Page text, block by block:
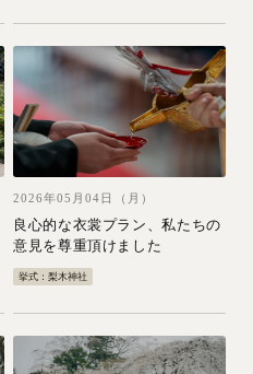
2026年05月04日（月）
良心的な衣裳プラン、私たちの
意見を尊重頂けました
挙式：梨木神社